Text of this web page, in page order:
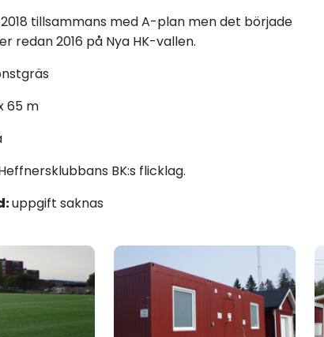
2018 tillsammans med A-plan men det började
redan 2016 på Nya HK-vallen.
65 m
BK:s flicklag.
uppgift saknas